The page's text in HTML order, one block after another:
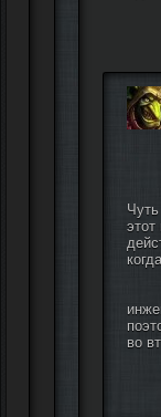
этот
во